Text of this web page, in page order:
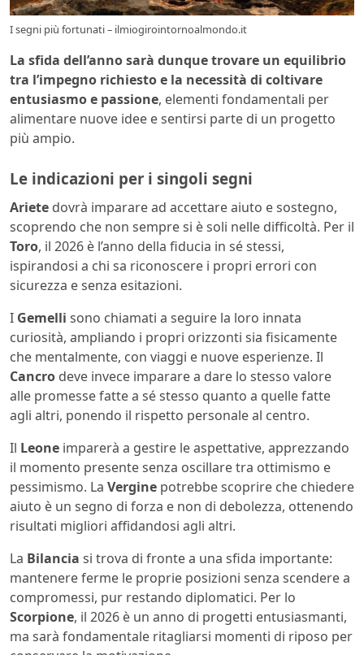
I segni più fortunati – ilmiogirointornoalmondo.it
La sfida dell’anno sarà dunque trovare un equilibrio
tra l’impegno richiesto e la necessità di coltivare
entusiasmo e passione, elementi fondamentali per
alimentare nuove idee e sentirsi parte di un progetto
più ampio.
Le indicazioni per i singoli segni
Ariete dovrà imparare ad accettare aiuto e sostegno,
scoprendo che non sempre si è soli nelle difficoltà. Per il
Toro, il 2026 è l’anno della fiducia in sé stessi,
ispirandosi a chi sa riconoscere i propri errori con
sicurezza e senza esitazioni.
I Gemelli sono chiamati a seguire la loro innata
curiosità, ampliando i propri orizzonti sia fisicamente
che mentalmente, con viaggi e nuove esperienze. Il
Cancro deve invece imparare a dare lo stesso valore
alle promesse fatte a sé stesso quanto a quelle fatte
agli altri, ponendo il rispetto personale al centro.
Il Leone imparerà a gestire le aspettative, apprezzando
il momento presente senza oscillare tra ottimismo e
pessimismo. La Vergine potrebbe scoprire che chiedere
aiuto è un segno di forza e non di debolezza, ottenendo
risultati migliori affidandosi agli altri.
La Bilancia si trova di fronte a una sfida importante:
mantenere ferme le proprie posizioni senza scendere a
compromessi, pur restando diplomatici. Per lo
Scorpione, il 2026 è un anno di progetti entusiasmanti,
ma sarà fondamentale ritagliarsi momenti di riposo per